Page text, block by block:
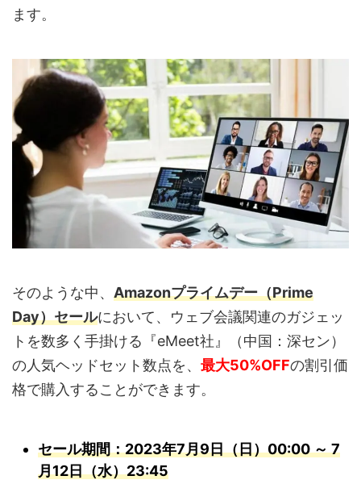
ます。
そのような中、 Amazonプライムデー（Prime
Day）セールにおいて、ウェブ会議関連のガジェッ
トを数多く手掛ける『eMeet社』（中国：深セン）
の人気ヘッドセット数点を、 最大50%OFFの割引価
格で購入することができます。
セール期間：2023年7月9日（日）00:00 ～ 7
月12日（水）23:45